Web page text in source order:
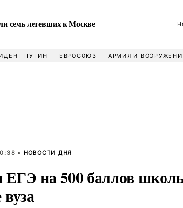
семь летевших к Москве
ПУТИН ЕВРОСОЮЗ АРМИЯ И
• НОВОСТИ ДНЯ
на 500 баллов